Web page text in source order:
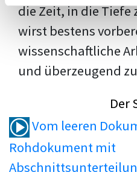
die Zeit, in die Tiefe
wirst bestens
wissenschaftliche
und überzeugend
Der
Vom leeren
Rohdokument mit